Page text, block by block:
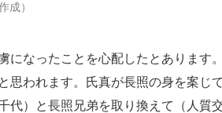
成）
なったことを心配したとあります。
思われます。氏真が長照の身を案じて
代）と長照兄弟を取り換えて（人質